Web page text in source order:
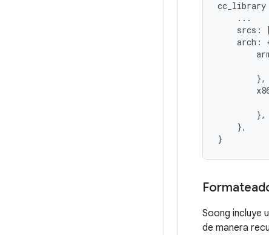
cc_library
...
srcs :
arch :
},
},
},
}
Soong incluye
de manera